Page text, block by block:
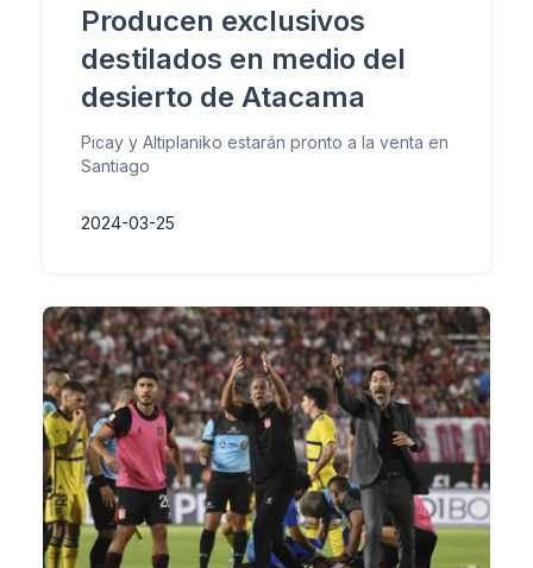
Producen exclusivos
destilados en medio del
desierto de Atacama
Picay y Altiplaniko estarán pronto a la venta en
Santiago
2024-03-25